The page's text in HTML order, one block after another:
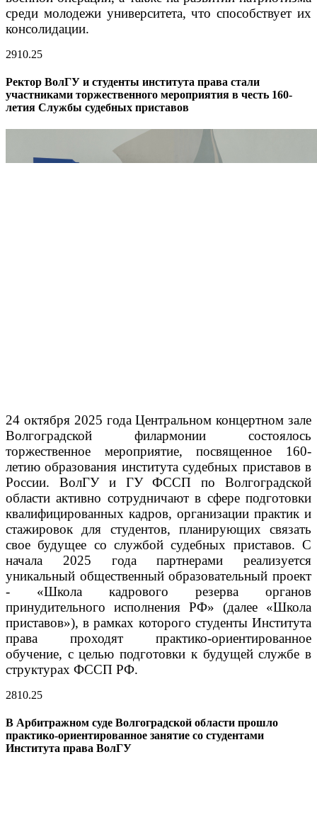
среди молодежи университета, что способствует их
консолидации.
2910.25
Ректор ВолГУ и студенты института права стали
участниками торжественного мероприятия в честь 160-
летия Службы судебных приставов
24 октября 2025 года Центральном концертном зале
Волгоградской филармонии состоялось
торжественное мероприятие, посвященное 160-
летию образования института судебных приставов в
России. ВолГУ и ГУ ФССП по Волгоградской
области активно сотрудничают в сфере подготовки
квалифицированных кадров, организации практик и
стажировок для студентов, планирующих связать
свое будущее со службой судебных приставов. С
начала 2025 года партнерами реализуется
уникальный общественный образовательный проект
- «Школа кадрового резерва органов
принудительного исполнения РФ» (далее «Школа
приставов»), в рамках которого студенты Института
права проходят практико-ориентированное
обучение, с целью подготовки к будущей службе в
структурах ФССП РФ.
2810.25
В Арбитражном суде Волгоградской области прошло
практико-ориентированное занятие со студентами
Института права ВолГУ